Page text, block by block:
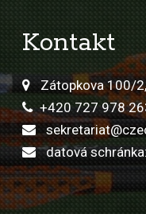
Kontakt
Zátopkova 100/
+420 727 978
datová